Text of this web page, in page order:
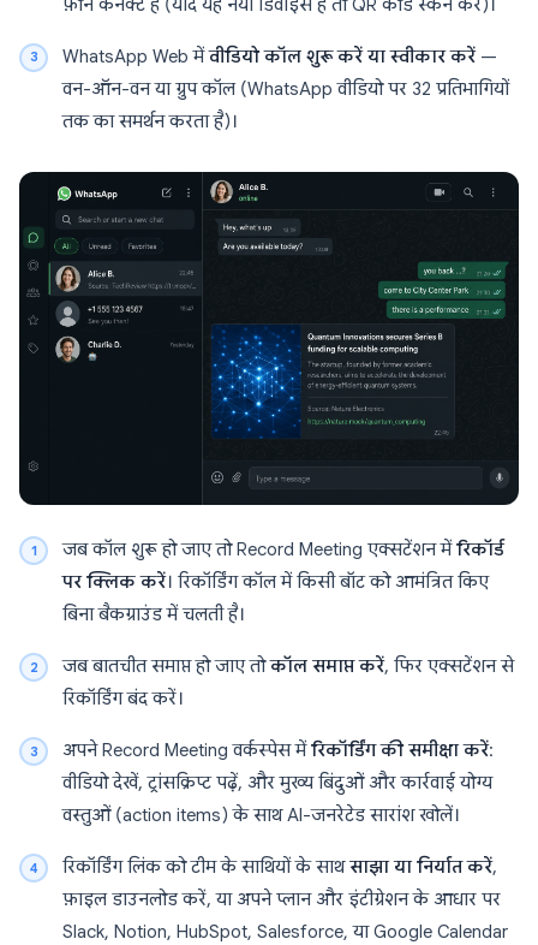
फ़ोन कनेक्ट है (यदि यह नया डिवाइस है तो QR कोड स्कैन करें)।
WhatsApp Web मेंवीडियो कॉल शुरू करें या स्वीकार करें—
वन-ऑन-वन या ग्रुप कॉल (WhatsApp वीडियो पर 32 प्रतिभागियों
तक का समर्थन करता है)।
जब कॉल शुरू हो जाए तो Record Meeting एक्सटेंशन मेंरिकॉर्ड
पर क्लिक करें। रिकॉर्डिंग कॉल में किसी बॉट को आमंत्रित किए
बिना बैकग्राउंड में चलती है।
जब बातचीत समाप्त हो जाए तोकॉल समाप्त करें, फिर एक्सटेंशन से
रिकॉर्डिंग बंद करें।
अपने Record Meeting वर्कस्पेस मेंरिकॉर्डिंग की समीक्षा करें:
वीडियो देखें, ट्रांसक्रिप्ट पढ़ें, और मुख्य बिंदुओं और कार्रवाई योग्य
वस्तुओं (action items) के साथ AI-जनरेटेड सारांश खोलें।
रिकॉर्डिंग लिंक को टीम के साथियों के साथसाझा या निर्यात करें,
फ़ाइल डाउनलोड करें, या अपने प्लान और इंटीग्रेशन के आधार पर
Slack, Notion, HubSpot, Salesforce, या Google Calendar